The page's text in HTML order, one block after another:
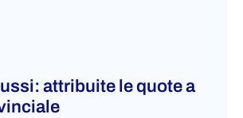
attribuite le quote a